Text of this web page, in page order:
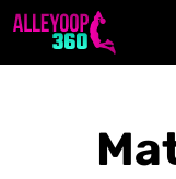
Aller